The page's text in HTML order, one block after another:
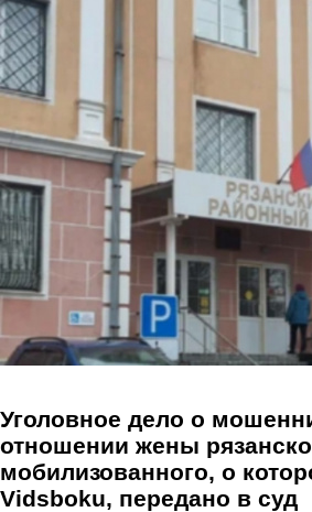
Перейти к основному содержанию
Уголовное дело о
отношении жены
мобилизованного, о
Vidsboku, передано в суд